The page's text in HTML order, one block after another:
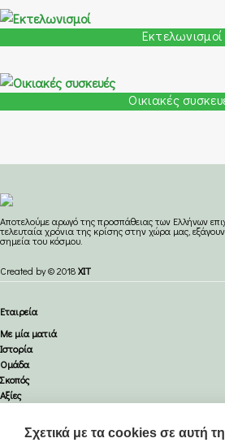
Εκτελωνισμοί
Οικιακές
Aποτελούμε αρωγό της προσπάθειας των Ελλήνων
τελευταία χρόνια της κρίσης στην χώρα μας,
σημεία του κόσμου.
Created by © 2018XIT
Εταιρεία
Με μία ματιά
Ιστορία
Ομάδα
Σκοπός
Αξίες
Καριέρα
Υπηρεσίες
Σχετικά με τα cookies σε αυτή